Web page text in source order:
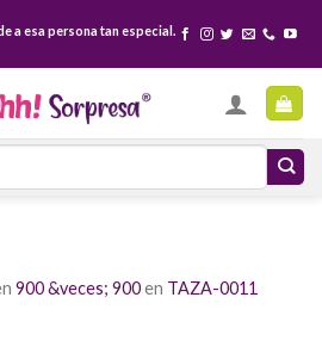
a esa persona tan especial.
900 &veces; 900en TAZA-0011